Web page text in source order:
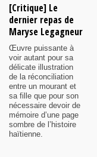
[Critique] Le
dernier repas de
Maryse Legagneur
Œuvre puissante à
voir autant pour sa
délicate illustration
de la réconciliation
entre un mourant et
sa fille que pour son
nécessaire devoir de
mémoire d’une page
sombre de l’histoire
haïtienne.